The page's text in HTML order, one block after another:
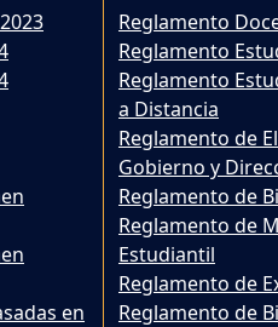
en
Reglamento
Reglamento
Reglamento
a Distancia
Reglamento de
Gobierno y
Reglamento de
Reglamento de
Estudiantil
Reglamento de
Reglamento de